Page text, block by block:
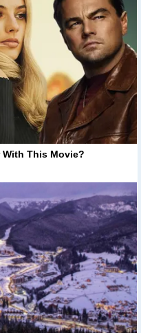
With This Movie?